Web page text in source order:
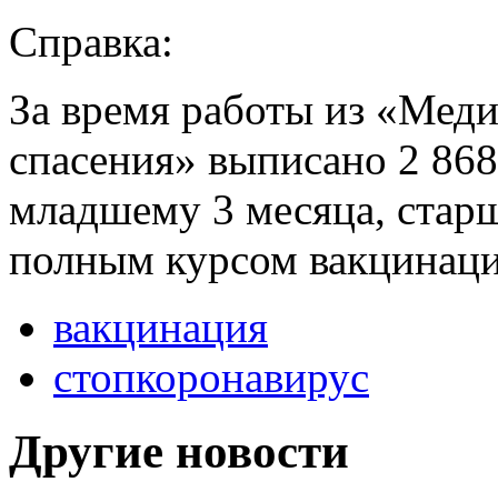
Справка:
За время работы из
спасения» выписано 2
младшему 3 месяца,
полным курсом
вакцинация
стопкоронавирус
Другие новости